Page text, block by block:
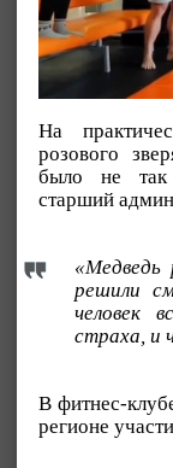
На
розового
было не так
старший
решили
человек
страха, и
В фитнес-
регионе